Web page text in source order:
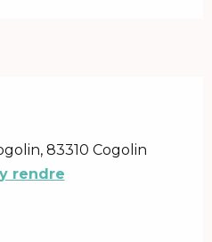
83310 Cogolin
rendre